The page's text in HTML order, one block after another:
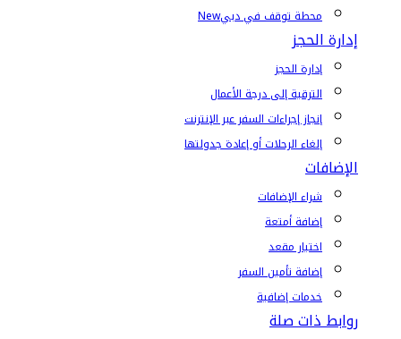
محطة توقف في دبيNew
إدارة الحجز
إدارة الحجز
الترقية إلى درجة الأعمال
إنجاز إجراءات السفر عبر الإنترنت
إلغاء الرحلات أو إعادة جدولتها
الإضافات
شراء الإضافات
إضافة أمتعة
اختيار مقعد
إضافة تأمين السفر
خدمات إضافية
روابط ذات صلة